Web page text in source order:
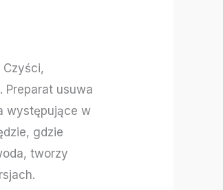
Preparat usuwa
występujące w
gdzie
tworzy